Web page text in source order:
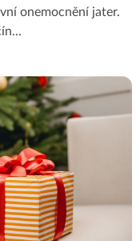
onemocnění jater.
...